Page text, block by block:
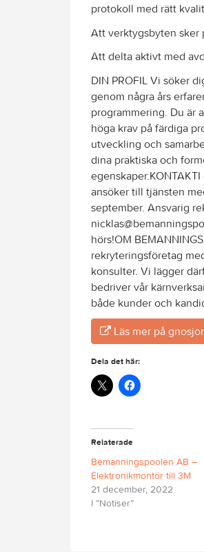
protokoll med rätt
Att verktygsbyten sker
Att delta aktivt med
DIN PROFIL Vi söker
genom några års
programmering. Du är
höga krav på färdiga
utveckling och
dina praktiska och
ansöker till tjänsten
september. Ansvarig
hörs!OM
rekryteringsföretag
konsulter. Vi lägger
bedriver vår
både kunder och
Läs mer på
Dela det här:
Relaterade
Bemanningspoolen AB –
Elektronikmontör till 3M
21 december, 2022
I ”Notiser”